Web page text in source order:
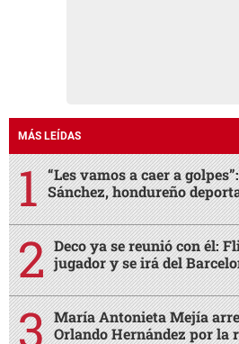
MÁS LEÍDAS
“Les vamos a caer a
Sánchez, hondureño
Deco ya se reunió con él:
jugador y se irá del
María Antonieta Mejía
Orlando Hernández por la